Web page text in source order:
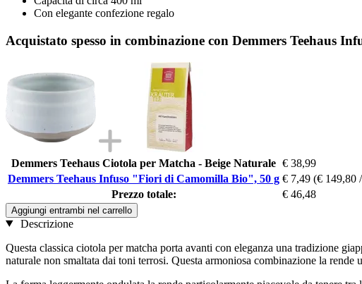
Con elegante confezione regalo
Acquistato spesso in combinazione con Demmers Teehaus
Demmers Teehaus Ciotola per Matcha - Beige Naturale € 38,99
Demmers Teehaus Infuso "Fiori di Camomilla Bio", 50 g € 7,49 (€ 149,80
Prezzo totale:
€ 46,48
Aggiungi entrambi nel carrello
Descrizione
Questa classica ciotola per matcha porta avanti con eleganza una tradizione
naturale non smaltata dai toni terrosi. Questa armoniosa combinazione la rende